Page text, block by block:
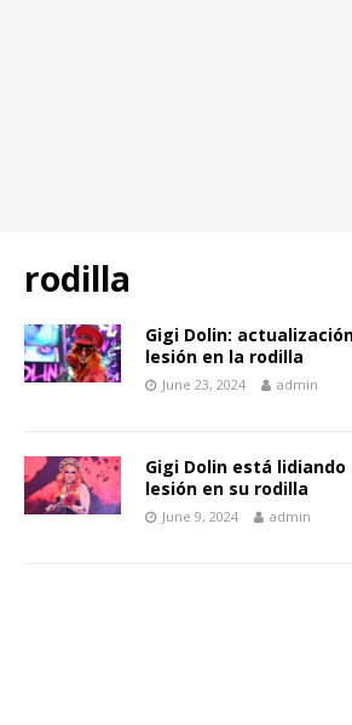
rodilla
Gigi Dolin:
lesión en la rodilla
June 23, 2024 admin
Gigi Dolin está
lesión en su rodilla
June 9, 2024 admin